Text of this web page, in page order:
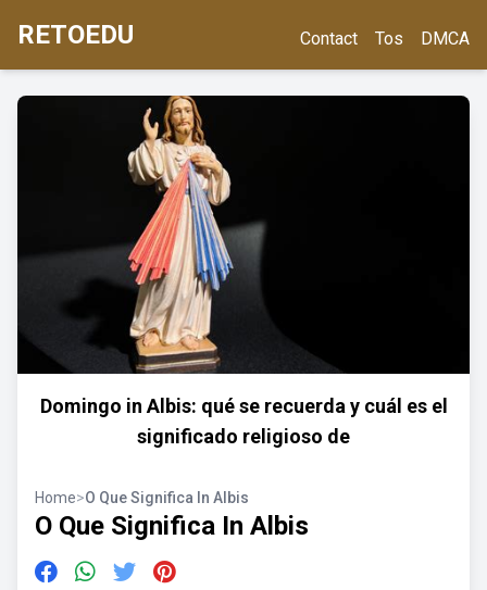
RETOEDU Contact Tos DMCA
Domingo in Albis: qué se recuerda y cuál es el
significado religioso de
Home>O Que Significa In Albis
O Que Significa In Albis